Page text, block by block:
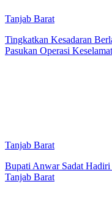
Tanjab Barat
Tingkatkan Kesadaran
Pasukan Operasi
Tanjab Barat
Bupati Anwar Sadat Hadiri
Tanjab Barat